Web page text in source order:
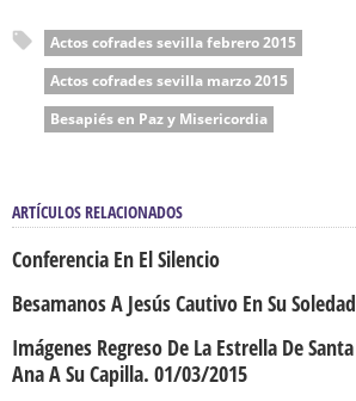
Actos cofrades sevilla febrero 2015
Actos cofrades sevilla marzo 2015
Besapiés en Paz y Misericordia
ARTÍCULOS RELACIONADOS
Conferencia En El Silencio
Besamanos A Jesús Cautivo En Su Soledad
Imágenes Regreso De La Estrella De Santa
Ana A Su Capilla. 01/03/2015